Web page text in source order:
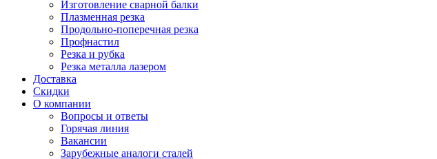
Изготовление сварной балки
Плазменная резка
Продольно-поперечная резка
Профнастил
Резка и рубка
Резка металла лазером
Доставка
Скидки
О компании
Вопросы и ответы
Горячая линия
Вакансии
Зарубежные аналоги сталей